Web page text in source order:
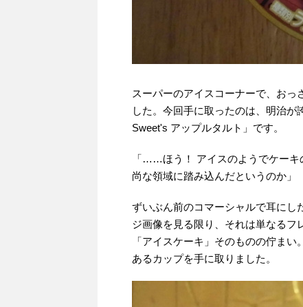
スーパーのアイスコーナーで、おっ
した。今回手に取ったのは、明治
Sweet's アップルタルト」です。
「……ほう！ アイスのようでケーキ
尚な領域に踏み込んだというのか」
ずいぶん前のコマーシャルで耳にし
ジ画像を見る限り、それは単なるフ
「アイスケーキ」そのものの佇ま
あるカップを手に取りました。